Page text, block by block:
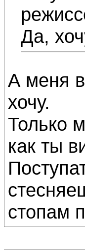
Да,
А меня
хочу.
Только
как ты
стопам